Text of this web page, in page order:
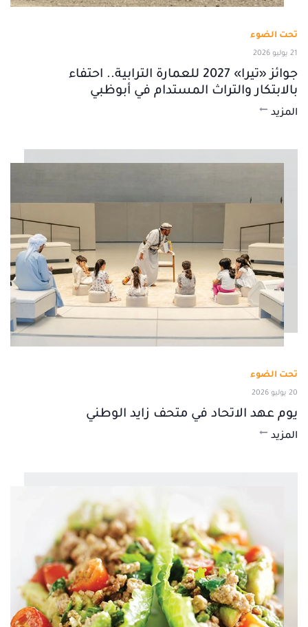
تحت الضوء
21 يوليو 2026
جوائز «تيرا» 2027 للعمارة الترابية.. احتفاء
بالابتكار والتراث المستدام في أبوظبي
المزيد
تحت الضوء
20 يوليو 2026
يوم عهد الاتحاد في متحف زايد الوطني
المزيد